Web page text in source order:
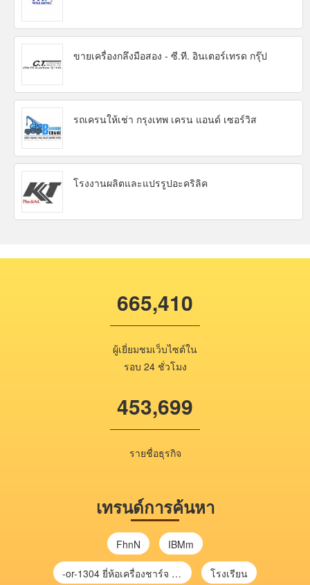
ขายเครื่องกลึงมือสอง - ซี.ที. อินเตอร์เทรด กรุ๊ป
รถเครนให้เช่า กรุงเทพ เครน แอนด์ เซอร์วิส
โรงงานผลิตและแปรรูปอะคริลิค
665,410
ผู้เยี่ยมชมเว็บไซต์ใน
รอบ 24 ชั่วโมง
453,699
รายชื่อธุรกิจ
เทรนด์การค้นหา
FhnN IBMm
-or-1304 ยี่ห้อเครื่องชาร์จ chargecore โรงเรียน